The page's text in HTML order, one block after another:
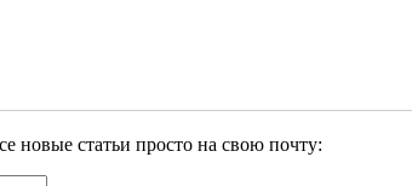
новые статьи просто на свою почту: